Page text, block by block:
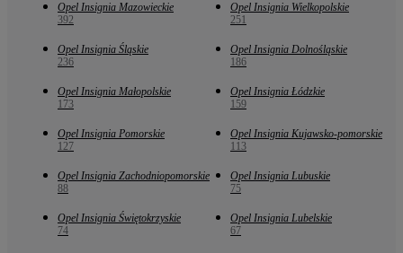
Opel Insignia Mazowieckie
392
Opel Insignia Wielkopolskie
251
Opel Insignia Śląskie
236
Opel Insignia Dolnośląskie
186
Opel Insignia Małopolskie
173
Opel Insignia Łódzkie
159
Opel Insignia Pomorskie
127
Opel Insignia Kujawsko-pomorskie
113
Opel Insignia Zachodniopomorskie
88
Opel Insignia Lubuskie
75
Opel Insignia Świętokrzyskie
74
Opel Insignia Lubelskie
67